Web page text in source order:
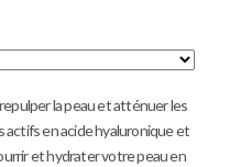
la peau et atténuer les
actifs en acide hyaluronique et
et hydrater votre peau en